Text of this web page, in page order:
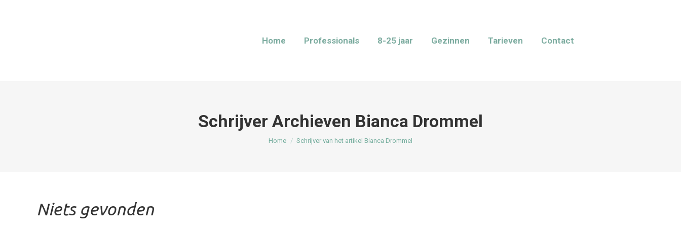
Home Professionals 8-25 jaar Gezinnen Tarieven Contact
Schrijver Archieven Bianca Drommel
Je bent hier:
Home Schrijver van het artikel Bianca Drommel
Niets gevonden